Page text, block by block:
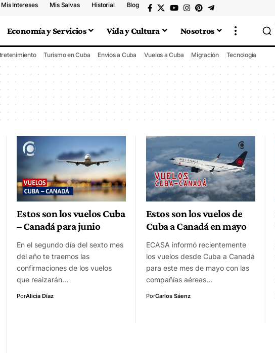
Mis Intereses Mis Salvas Historial Blog
Economía y Servicios Vida y Cultura Nosotros
Turismo en Cuba Envíos a Cuba Vuelos a Cuba Migración Tecnología
Estos son los vuelos Cuba
– Canadá para junio
En el segundo día del sexto mes
del año te traemos las
confirmaciones de los vuelos
que reaizarán…
PorAlicia Díaz
Estos son los vuelos de
Cuba a Canadá en mayo
ECASA informó recientemente
los vuelos desde Cuba a Canadá
para este mes de mayo con las
compañías aéreas…
PorCarlos Sáenz